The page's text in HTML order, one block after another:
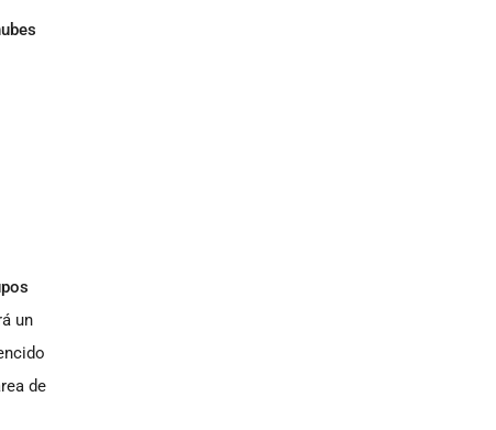
un
de